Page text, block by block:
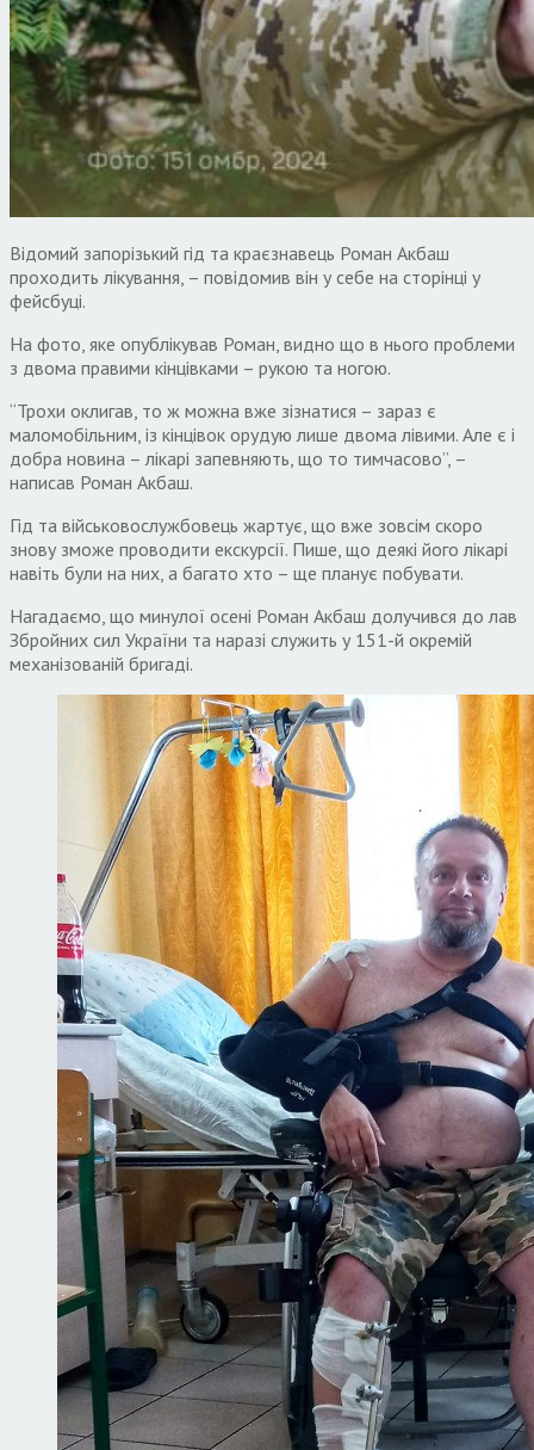
Відомий запорізький гід та краєзнавець Роман Акбаш
проходить лікування, – повідомив він у себе на сторінці у
фейсбуці.
На фото, яке опублікував Роман, видно що в нього проблеми
з двома правими кінцівками – рукою та ногою.
“Трохи оклигав, то ж можна вже зізнатися – зараз є
маломобільним, із кінцівок орудую лише двома лівими. Але є і
добра новина – лікарі запевняють, що то тимчасово”, –
написав Роман Акбаш.
Гід та військовослужбовець жартує, що вже зовсім скоро
знову зможе проводити екскурсії. Пише, що деякі його лікарі
навіть були на них, а багато хто – ще планує побувати.
Нагадаємо, що минулої осені Роман Акбаш долучився до лав
Збройних сил України та наразі служить у 151-й окремій
механізованій бригаді.